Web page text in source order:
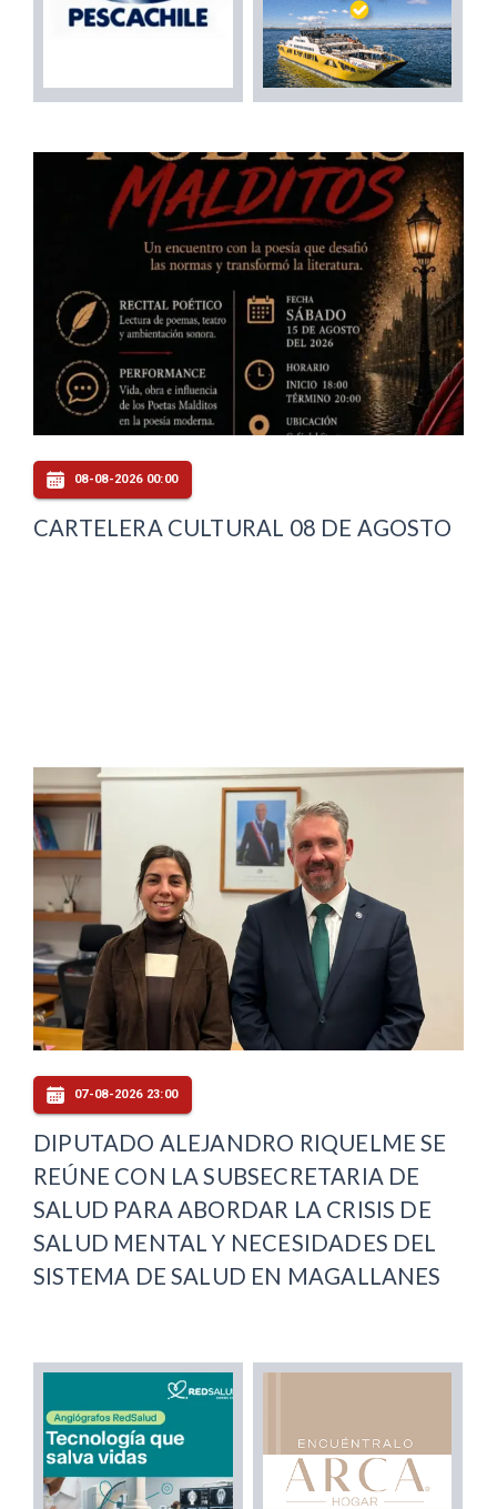
08-08-2026 00:00
CARTELERA CULTURAL 08 DE AGOSTO
07-08-2026 23:00
DIPUTADO ALEJANDRO RIQUELME SE
REÚNE CON LA SUBSECRETARIA DE
SALUD PARA ABORDAR LA CRISIS DE
SALUD MENTAL Y NECESIDADES DEL
SISTEMA DE SALUD EN MAGALLANES